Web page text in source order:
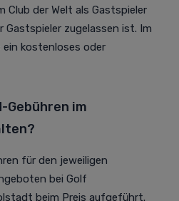
Club der Welt als Gastspieler
Gastspieler zugelassen ist. Im
ein kostenloses oder
Gebühren im
für den jeweiligen
bei Golf
beim Preis aufgeführt.